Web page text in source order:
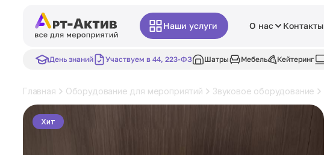
Наши услуги О нас Контакты
День знаний Участвуем в 44, 223-ФЗ Шатры Мебель Кейтеринг
Главная Оборудование для мероприятий Звуковое оборудование
Хит